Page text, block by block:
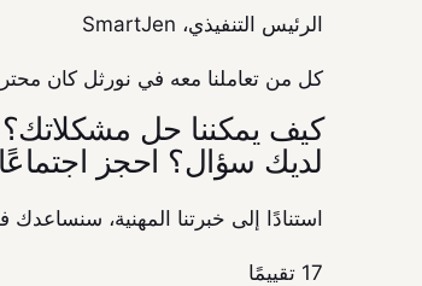
الرئيس التنفيذي، SmartJen
كل من تعاملنا معه في نورثل كان
كيف يمكننا حل مشكلاتك؟
لديك سؤال؟ احجز
استنادًا إلى خبرتنا المهنية،
17 تقييمًا